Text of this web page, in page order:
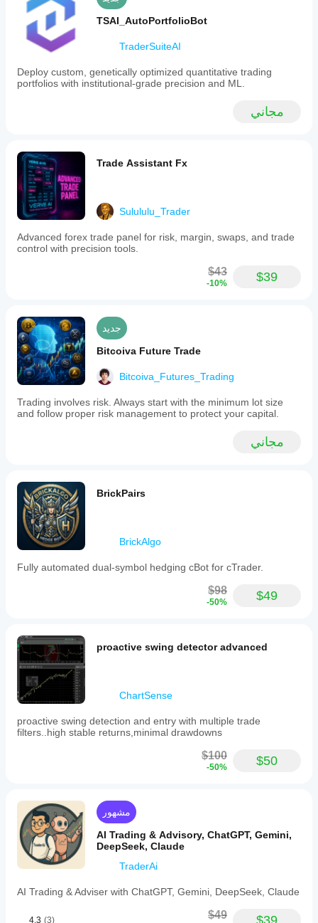
TSAI_AutoPortfolioBot
TraderSuiteAI
Deploy custom, genetically optimized quantitative trading
portfolios with institutional-grade precision and ML.
مجاني
Trade Assistant Fx
Sulululu_Trader
Advanced forex trade panel for risk, margin, swaps, and trade
control with precision tools.
$43
-10% $39
جديد
Bitcoiva Future Trade
Bitcoiva_Futures_Trading
Trading involves risk. Always start with the minimum lot size
and follow proper risk management to protect your capital.
مجاني
BrickPairs
BrickAlgo
Fully automated dual-symbol hedging cBot for cTrader.
$98
-50% $49
proactive swing detector advanced
ChartSense
proactive swing detection and entry with multiple trade
filters..high stable returns,minimal drawdowns
$100
-50% $50
مشهور
AI Trading & Advisory, ChatGPT, Gemini,
DeepSeek, Claude
TraderAi
AI Trading & Adviser with ChatGPT, Gemini, DeepSeek, Claude
4.3 (3) $49 $39